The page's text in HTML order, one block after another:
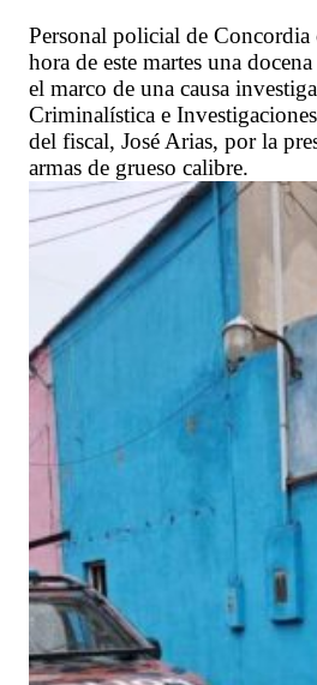
Personal policial de Concordia
hora de este martes una
el marco de una causa
Criminalística e
del fiscal, José Arias, por la
armas de grueso calibre.